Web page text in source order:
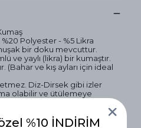
Polyester - %5 Likra
bir doku mevcuttur.
ve yaylı (likra) bir kumaştır.
(Bahar ve kış ayları için ideal
Diz-Dirsek gibi izler
olabilir ve ütülemeye
%10 İNDİRİM